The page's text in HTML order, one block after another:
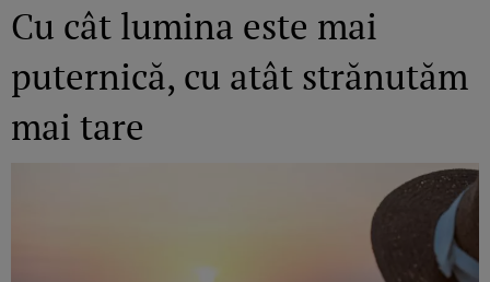
Cu cât lumina este mai
puternică, cu atât strănutăm
mai tare